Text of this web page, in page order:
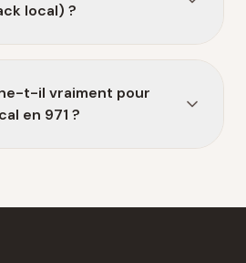
local) ?
t-il vraiment pour
en 971 ?